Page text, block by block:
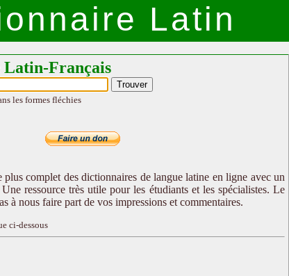
Latin
Français
les formes fléchies
complet des dictionnaires de langue latine en ligne avec un
ressource très utile pour les étudiants et les spécialistes. Le
à nous faire part de vos impressions et commentaires.
ci-dessous